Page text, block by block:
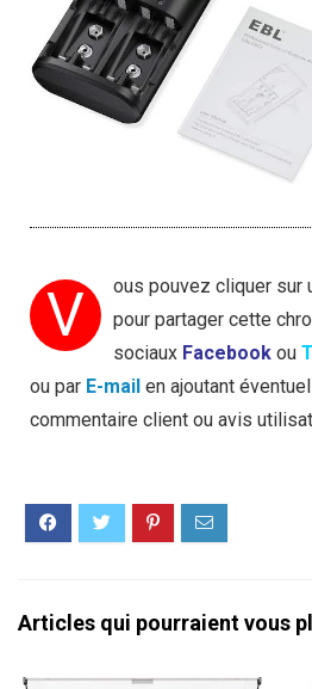
V
ous pouvez cliquer sur
pour partager cette
sociaux Facebook ou
ou par E-mail en ajoutant
commentaire client ou avis
Articles qui pourraient vous